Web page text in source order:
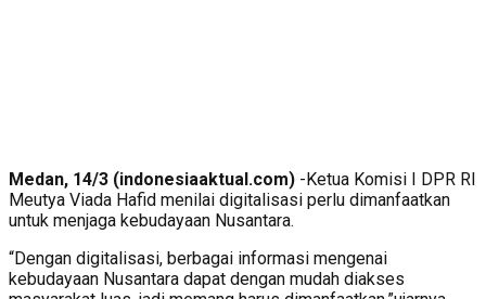
Medan, 14/3 (indonesiaaktual.com) -Ketua Komisi I DPR RI
Meutya Viada Hafid menilai digitalisasi perlu dimanfaatkan
untuk menjaga kebudayaan Nusantara.
“Dengan digitalisasi, berbagai informasi mengenai
kebudayaan Nusantara dapat dengan mudah diakses